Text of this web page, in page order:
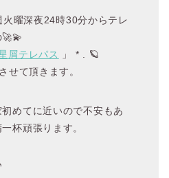
曜深夜24時30分からテレ
屑テレパス
」 * . 🪐
せて頂きます。
めてに近いので不安もあ
杯頑張ります。